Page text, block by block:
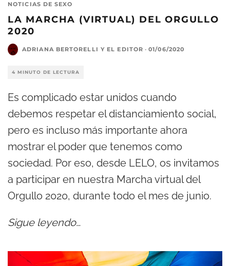
NOTICIAS DE SEXO
LA MARCHA (VIRTUAL) DEL ORGULLO
2020
ADRIANA BERTORELLI Y EL EDITOR · 01/06/2020
4 MINUTO DE LECTURA
Es complicado estar unidos cuando
debemos respetar el distanciamiento social,
pero es incluso más importante ahora
mostrar el poder que tenemos como
sociedad. Por eso, desde LELO, os invitamos
a participar en nuestra Marcha virtual del
Orgullo 2020, durante todo el mes de junio.
Sigue leyendo…